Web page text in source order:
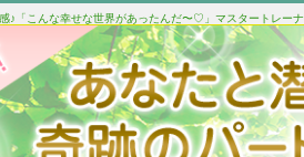
♪「こんな幸せな世界があったんだ〜♡」マスタートレー